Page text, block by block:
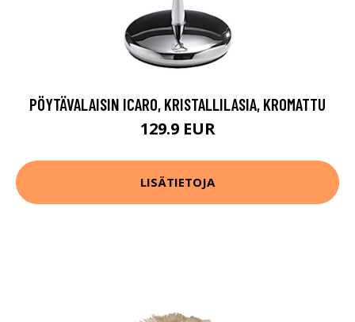
PÖYTÄVALAISIN ICARO, KRISTALLILASIA, KROMATTU
129.9 EUR
LISÄTIETOJA